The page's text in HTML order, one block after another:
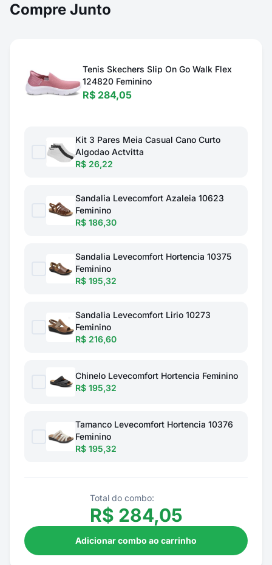
Compre Junto
Tenis Skechers Slip On Go Walk Flex
124820 Feminino
R$ 284,05
Kit 3 Pares Meia Casual Cano Curto
Algodao Actvitta
R$ 26,22
Sandalia Levecomfort Azaleia 10623
Feminino
R$ 186,30
Sandalia Levecomfort Hortencia 10375
Feminino
R$ 195,32
Sandalia Levecomfort Lirio 10273
Feminino
R$ 216,60
Chinelo Levecomfort Hortencia Feminino
R$ 195,32
Tamanco Levecomfort Hortencia 10376
Feminino
R$ 195,32
Total do combo:
R$ 284,05
Adicionar combo ao carrinho